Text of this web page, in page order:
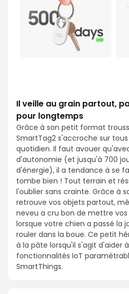
Il veille au grain partout,
pour longtemps
Grâce à son petit format
SmartTag2 s'accroche sur
quotidien. Il faut avouer
d'autonomie (et jusqu'à 700
d'énergie), il a tendance à se
tombe bien ! Tout terrain et
l'oublier sans crainte. Grâce à
retrouve vos objets partout,
neveu a cru bon de mettre vos
lorsque votre chien a passé la
rouler dans la boue. Ce petit
à la pâte lorsqu'il s'agit d'aider
fonctionnalités IoT
SmartThings.